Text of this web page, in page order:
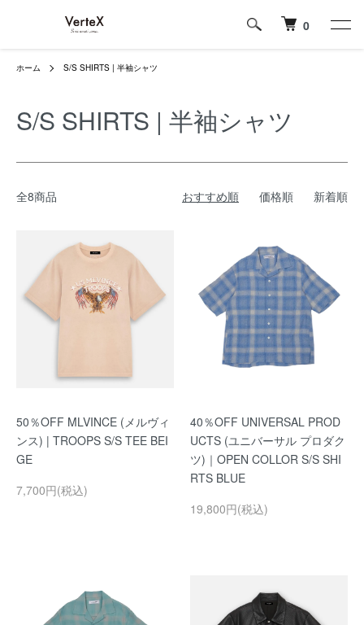
0
ホーム S/S SHIRTS | 半袖シャツ
S/S SHIRTS | 半袖シャツ
全8商品 おすすめ順 価格順 新着順
50％OFF MLVINCE (メルヴィ
ンス) | TROOPS S/S TEE BEI
GE
7,700円(税込)
40％OFF UNIVERSAL PROD
UCTS (ユニバーサル プロダク
ツ)｜OPEN COLLOR S/S SHI
RTS BLUE
19,800円(税込)